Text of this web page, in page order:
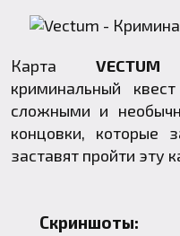
Карта
криминальный
сложными и
концовки, которые
заставят пройти эту
Скриншоты: